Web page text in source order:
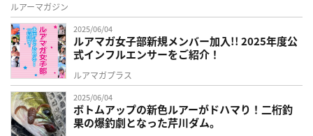
ルアーマガジン
2025/06/04
ルアマガ女子部新規メンバー加入!! 2025年度公
式インフルエンサーをご紹介！
ルアマガプラス
2025/06/04
ボトムアップの新色ルアーがドハマり！二桁釣
果の爆釣劇となった芹川ダム。